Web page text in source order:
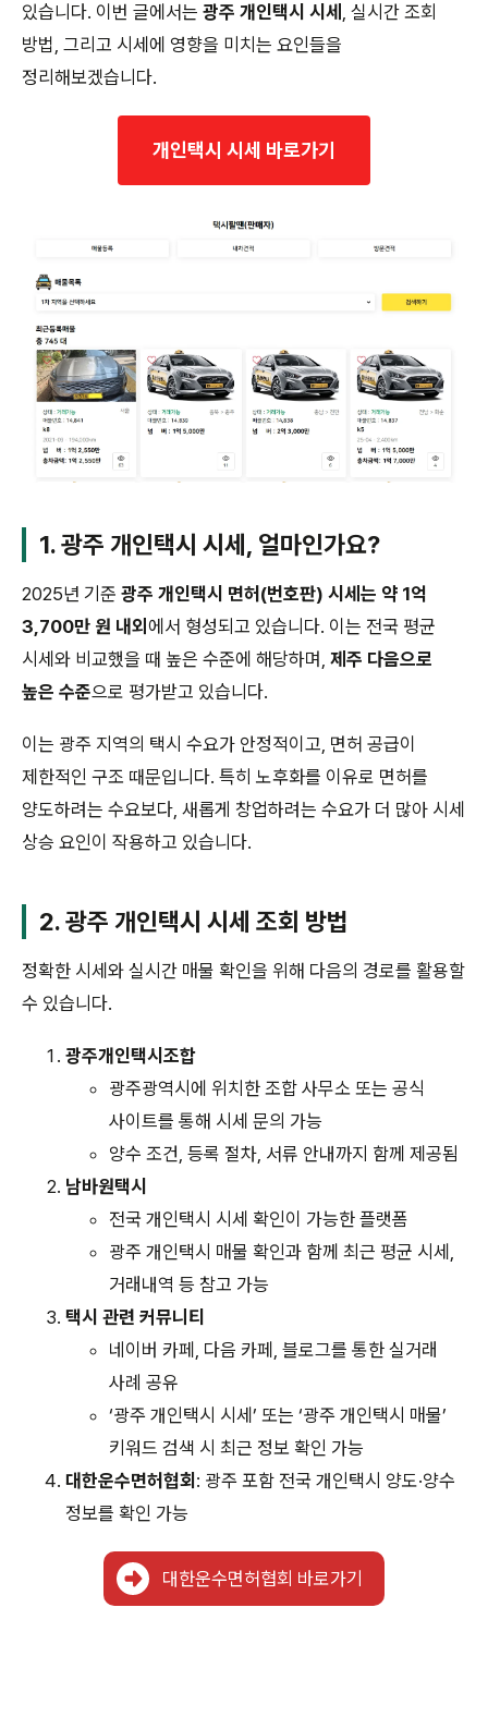
있습니다. 이번 글에서는 광주 개인택시 시세 , 실시간 조회
방법, 그리고 시세에 영향을 미치는 요인들을
정리해보겠습니다.
개인택시 시세 바로가기
1. 광주 개인택시 시세, 얼마인가요?
2025년 기준 광주 개인택시 면허(번호판) 시세는 약 1억
3,700만 원 내외 에서 형성되고 있습니다. 이는 전국 평균
시세와 비교했을 때 높은 수준에 해당하며, 제주 다음으로
높은 수준으로 평가받고 있습니다.
이는 광주 지역의 택시 수요가 안정적이고, 면허 공급이
제한적인 구조 때문입니다. 특히 노후화를 이유로 면허를
양도하려는 수요보다, 새롭게 창업하려는 수요가 더 많아 시세
상승 요인이 작용하고 있습니다.
2. 광주 개인택시 시세 조회 방법
정확한 시세와 실시간 매물 확인을 위해 다음의 경로를 활용할
수 있습니다.
광주개인택시조합
광주광역시에 위치한 조합 사무소 또는 공식
사이트를 통해 시세 문의 가능
양수 조건, 등록 절차, 서류 안내까지 함께 제공됨
남바원택시
전국 개인택시 시세 확인이 가능한 플랫폼
광주 개인택시 매물 확인과 함께 최근 평균 시세,
거래내역 등 참고 가능
택시 관련 커뮤니티
네이버 카페, 다음 카페, 블로그를 통한 실거래
사례 공유
‘광주 개인택시 시세’ 또는 ‘광주 개인택시 매물’
키워드 검색 시 최근 정보 확인 가능
대한운수면허협회 : 광주 포함 전국 개인택시 양도·양수
정보를 확인 가능
대한운수면허협회 바로가기